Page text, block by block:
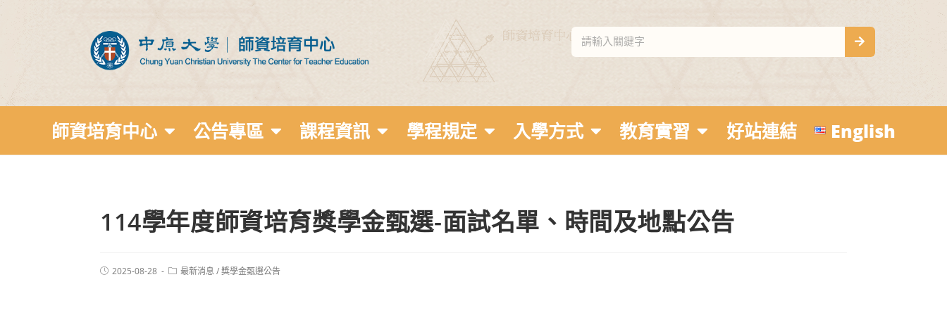
師資培育中心 公告專區 課程資訊 學程規定 入學方式 教育實習 好站連結 English
114學年度師資培育獎學金甄選-面試名單、時間及地點公告
2025-08-28 最新消息 /獎學金甄選公告